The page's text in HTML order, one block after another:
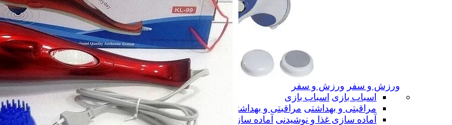
ورزش و سفر ورزش و سفر
اسباب بازی اسباب بازی
مراقبتی و بهداشتی مراقبتی و بهداشتی
آماده سازی غذا و نوشیدنی آماده سازی غذا و نوشیدنی